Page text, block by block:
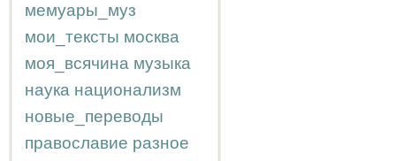
мемуары_муз
мои_тексты москва
моя_всячина музыка
наука национализм
новые_переводы
православие разное